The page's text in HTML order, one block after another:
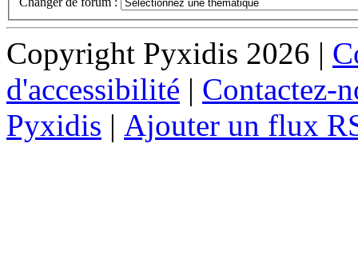
Copyright Pyxidis 2026 |
d'accessibilité | Contactez-
Pyxidis | Ajouter un flux